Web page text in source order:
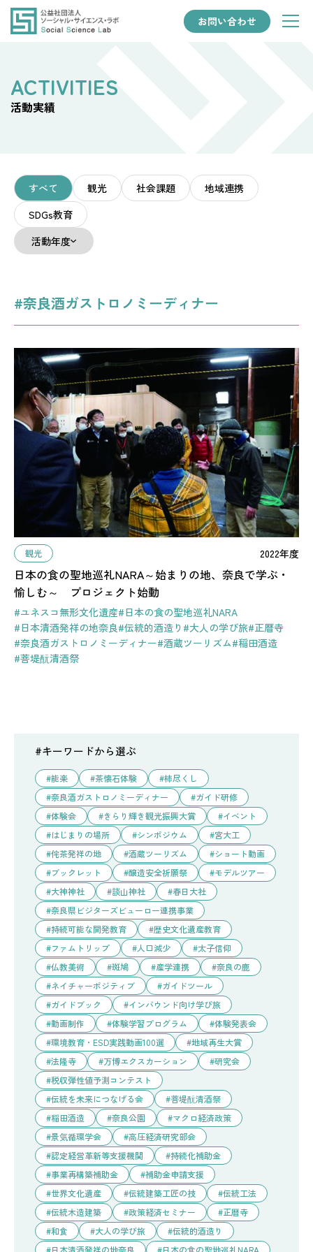
お問い合わせ
活動実績
すべて 観光 社会課題
地域連携
SDGs教育
活動年度
#奈良酒ガストロノミーディナー
観光 2022年度
日本の食の聖地巡礼NARA～始まりの地、奈良で学ぶ・
愉しむ～ プロジェクト始動
#ユネスコ無形文化遺産#日本の食の聖地巡礼NARA
#日本清酒発祥の地奈良#伝統的酒造り #大人の学び旅#正暦寺
#奈良酒ガストロノミーディナー#酒蔵ツーリズム#稲田酒造
#菩堤酛清酒祭
#キーワードから選ぶ
能楽 茶懐石体験
柿尽くし
奈良酒ガストロノミーディナー
ガイド研修
体験会
きらり輝き観光振興大賞
イベント
はじまりの場所
シンポジウム
宮大工
侘茶発祥の地
酒蔵ツーリズム
ショート動画
ブックレット
醸造安全祈願祭
モデルツアー
大神神社
談山神社
春日大社
奈良県ビジターズビューロー連携事業
持続可能な開発教育
歴史文化遺産教育
ファムトリップ
人口減少
太子信仰
仏教美術
斑鳩 産学連携
奈良の鹿
ネイチャーポジティブ
ガイドツール
ガイドブック
インバウンド向け学び旅
動画制作
体験学習プログラム
体験発表会
環境教育・ESD実践動画100選
地域再生大賞
法隆寺
万博エクスカーション
研究会
税収弾性値予測コンテスト
伝統を未来につなげる会
菩堤酛清酒祭
稲田酒造
奈良公園
マクロ経済政策
景気循環学会
高圧経済研究部会
認定経営革新等支援機関
持続化補助金
事業再構築補助金
補助金申請支援
世界文化遺産
伝統建築工匠の技
伝統工法
伝統木造建築
政策経済セミナー
正暦寺
和食
大人の学び旅
伝統的酒造り